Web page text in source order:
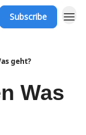
Subscribe
geht?
Was